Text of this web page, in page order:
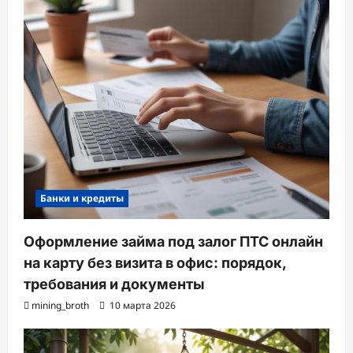
Банки и кредиты
Оформление займа под залог ПТС онлайн
на карту без визита в офис: порядок,
требования и документы
mining_broth 10 марта 2026